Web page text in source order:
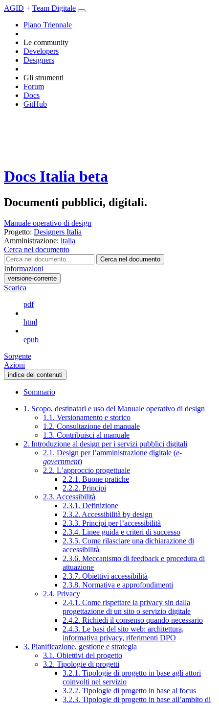
AGID + Team Digitale
Piano Triennale
Le community
Developers
Designers
Gli strumenti
Forum
Docs
GitHub
Docs Italia beta
Documenti pubblici, digitali.
Manuale operativo di design
Progetto: Designers Italia
Amministrazione: italia
Cerca nel documento
Cerca nel documento
Informazioni
versione-corrente
Scarica
pdf
html
epub
Sorgente
Azioni
indice dei contenuti
Sommario
1. Scopo, destinatari e uso del Manuale operativo di design
1.1. Versionamento e storico
1.2. Consultazione del manuale
1.3. Contribuisci al manuale
2. Introduzione al design per i servizi pubblici digitali
2.1. Design per l’amministrazione digitale (e-
government)
2.2. L’approccio progettuale
2.2.1. Buone pratiche
2.2.2. Principi
2.3. Accessibilità
2.3.1. Definizione
2.3.2. Accessibilità by design
2.3.3. Principi per l’accessibilità
2.3.4. Linee guida e criteri di successo
2.3.5. Come rilasciare una dichiarazione di
accessibilità
2.3.6. Meccanismo di feedback e procedura di
attuazione
2.3.7. Obiettivi accessibilità
2.3.8. Normativa e approfondimenti
2.4. Privacy
2.4.1. Come rispettare la privacy sin dalla
progettazione di un sito o servizio digitale
2.4.2. Richiedi il consenso quando necessario
2.4.3. Le basi del sito web: architettura,
informativa privacy, riferimenti DPO
3. Pianificazione, gestione e strategia
3.1. Obiettivi del progetto
3.2. Tipologie di progetti
3.2.1. Tipologie di progetto in base agli attori
coinvolti nel servizio
3.2.2. Tipologie di progetto in base al focus
3.2.3. Tipologie di progetto in base all’ambito di